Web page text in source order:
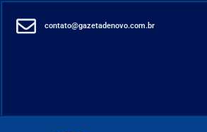
contato@gazetadenovo.com.br